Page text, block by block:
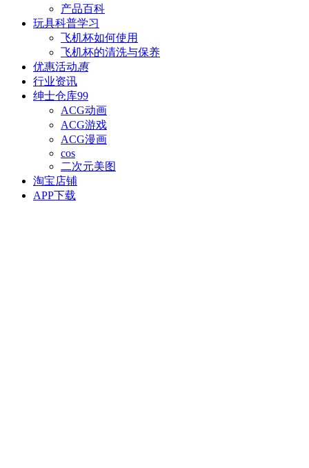
产品百科
玩具科普学习
飞机杯如何使用
飞机杯的清洗与保养
优惠活动惠
行业资讯
绅士仓库99
ACG动画
ACG游戏
ACG漫画
cos
二次元美图
淘宝店铺
APP下载